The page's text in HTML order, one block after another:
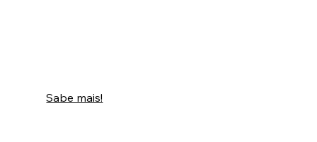
ID Jovem
Sabe mais!